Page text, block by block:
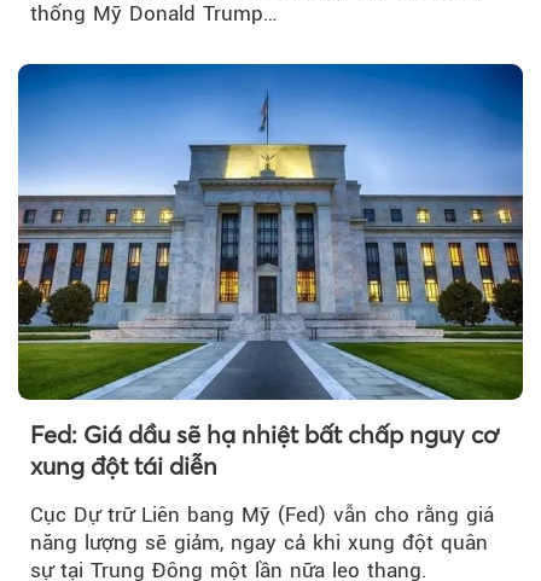
thống Mỹ Donald Trump…
Fed: Giá dầu sẽ hạ nhiệt bất chấp nguy cơ
xung đột tái diễn
Cục Dự trữ Liên bang Mỹ (Fed) vẫn cho rằng giá
năng lượng sẽ giảm, ngay cả khi xung đột quân
sự tại Trung Đông một lần nữa leo thang.